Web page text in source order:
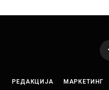
РЕДАКЦИЈА МАРКЕТИНГ